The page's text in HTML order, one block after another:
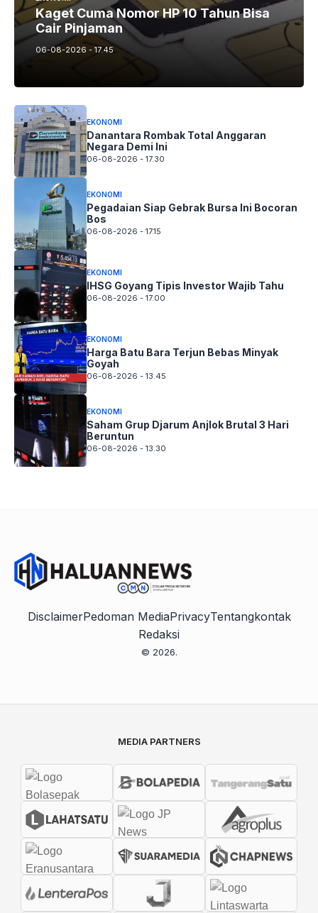
Kaget Cuma Nomor HP 10 Tahun Bisa
Cair Pinjaman
06-08-2026 - 17.45
EKONOMI
Danantara Rombak Total Anggaran
Negara Demi Ini
06-08-2026 - 17.30
EKONOMI
Pegadaian Siap Gebrak Bursa Ini Bocoran
Bos
06-08-2026 - 17.15
EKONOMI
IHSG Goyang Tipis Investor Wajib Tahu
06-08-2026 - 17.00
EKONOMI
Harga Batu Bara Terjun Bebas Minyak
Goyah
06-08-2026 - 13.45
EKONOMI
Saham Grup Djarum Anjlok Brutal 3 Hari
Beruntun
06-08-2026 - 13.30
DisclaimerPedoman MediaPrivacyTentangkontak
Redaksi
© 2026.
MEDIA PARTNERS